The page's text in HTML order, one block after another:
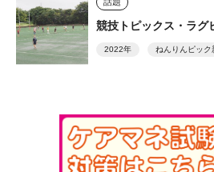
競技トピックス・ラグ
2022年 ねんりんピック